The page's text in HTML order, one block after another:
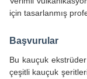
için tasarlanmış
Başvurular
Bu kauçuk
çeşitli kauçuk